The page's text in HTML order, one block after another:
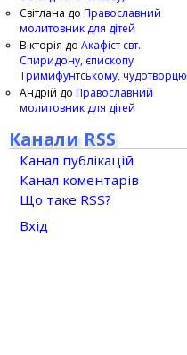
Світлана до Православний
молитовник для дітей
Вікторія до Акафіст свт.
Спиридону, єпископу
Тримифунтському, чудотворцю
Андрій до Православний
молитовник для дітей
Канали RSS
Канал публікацій
Канал коментарів
Що таке RSS?
Вхід